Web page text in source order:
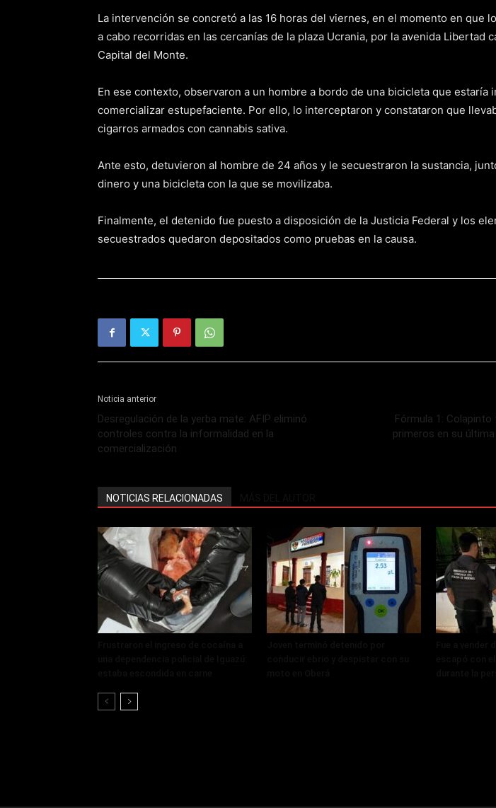
La intervención se concretó a las 16 horas del viernes, en el momento en que
a cabo recorridas en las cercanías de la plaza Ucrania, por la avenida Libertad
Capital del Monte.
En ese contexto, observaron a un hombre a bordo de una bicicleta que estaría
comercializar estupefaciente. Por ello, lo interceptaron y constataron que
cigarros armados con cannabis sativa.
Ante esto, detuvieron al hombre de 24 años y le secuestraron la sustancia,
dinero y una bicicleta con la que se movilizaba.
Finalmente, el detenido fue puesto a disposición de la Justicia Federal y los
secuestrados quedaron depositados como pruebas en la causa.
Noticia anterior
Desregulación de la yerba mate: AFIP eliminó
controles contra la informalidad en la
comercialización
Fórmula 1:
primeros en su
NOTICIAS RELACIONADAS